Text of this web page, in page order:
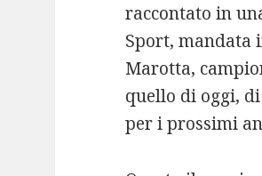
raccontato in
Sport, mandata
Marotta,
quello di oggi,
per i prossimi